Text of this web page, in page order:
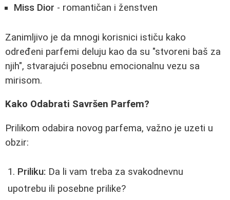
Miss Dior - romantičan i ženstven
Zanimljivo je da mnogi korisnici ističu kako
određeni parfemi deluju kao da su "stvoreni baš za
njih", stvarajući posebnu emocionalnu vezu sa
mirisom.
Kako Odabrati Savršen Parfem?
Prilikom odabira novog parfema, važno je uzeti u
obzir:
Priliku: Da li vam treba za svakodnevnu
upotrebu ili posebne prilike?